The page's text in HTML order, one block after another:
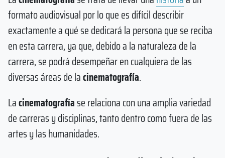
formato audiovisual por lo que es difícil describir
exactamente a qué se dedicará la persona que se reciba
en esta carrera, ya que, debido a la naturaleza de la
carrera, se podrá desempeñar en cualquiera de las
diversas áreas de lacinematografía.
Lacinematografíase relaciona con una amplia variedad
de carreras y disciplinas, tanto dentro como fuera de las
artes y las humanidades.